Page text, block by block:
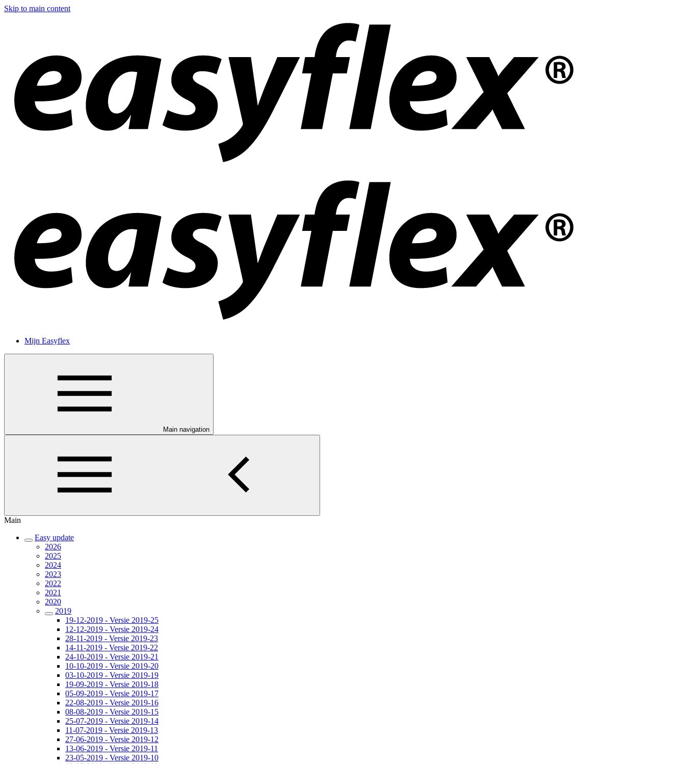
Skip to main content
Mijn Easyflex
Main navigation
Main
Easy update
2026
2025
2024
2023
2022
2021
2020
2019
19-12-2019 - Versie 2019-25
12-12-2019 - Versie 2019-24
28-11-2019 - Versie 2019-23
14-11-2019 - Versie 2019-22
24-10-2019 - Versie 2019-21
10-10-2019 - Versie 2019-20
03-10-2019 - Versie 2019-19
19-09-2019 - Versie 2019-18
05-09-2019 - Versie 2019-17
22-08-2019 - Versie 2019-16
08-08-2019 - Versie 2019-15
25-07-2019 - Versie 2019-14
11-07-2019 - Versie 2019-13
27-06-2019 - Versie 2019-12
13-06-2019 - Versie 2019-11
23-05-2019 - Versie 2019-10